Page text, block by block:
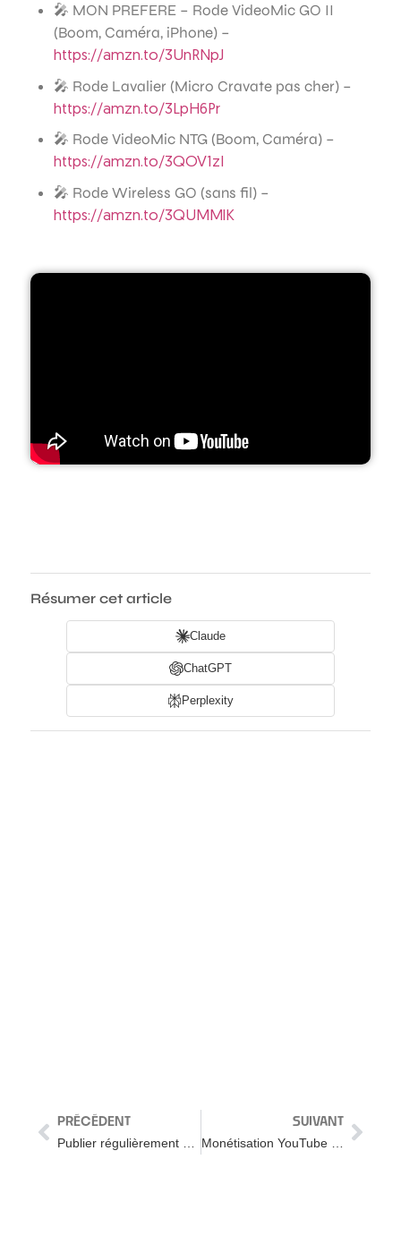
🎤 MON PREFERE – Rode VideoMic GO II
(Boom, Caméra, iPhone) –
https://amzn.to/3UnRNpJ
🎤 Rode Lavalier (Micro Cravate pas cher) –
https://amzn.to/3LpH6Pr
🎤 Rode VideoMic NTG (Boom, Caméra) –
https://amzn.to/3QOV1zI
🎤 Rode Wireless GO (sans fil) –
https://amzn.to/3QUMMlK
Résumer cet article
Claude
ChatGPT
Perplexity
PRÉCÉDENT SUIVANT